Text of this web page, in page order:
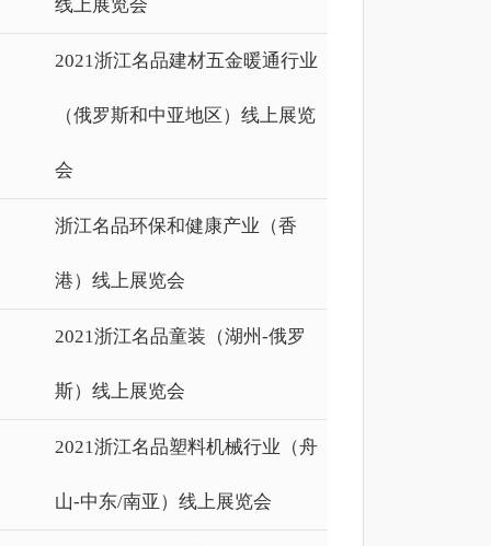
线上展览会
2021浙江名品建材五金暖通行业
（俄罗斯和中亚地区）线上展览
会
浙江名品环保和健康产业（香
港）线上展览会
2021浙江名品童装（湖州-俄罗
斯）线上展览会
2021浙江名品塑料机械行业（舟
山-中东/南亚）线上展览会